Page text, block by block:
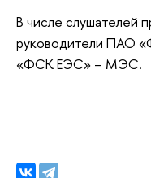
В числе слушателей
руководители ПАО
«ФСК ЕЭС» – МЭС.